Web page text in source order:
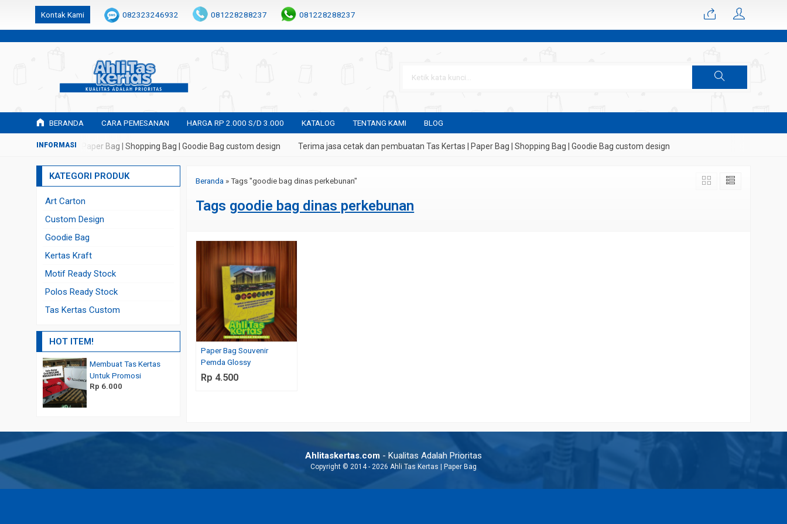
k6Ghe9jF9rmtx91MrSV7BIpW27id0SMW1kLEoe8rM2U
Kontak Kami 082323246932 081228288237 081228288237
BERANDA CARA PEMESANAN HARGA RP 2.000 S/D 3.000 KATALOG TENTANG KAMI BLOG
Tas Kertas | Paper Bag | Shopping Bag | Goodie Bag custom design Terima jasa cetak dan pembuatan Tas Kertas | Paper Bag | Shopping Bag | Goodie Bag custom design
Beranda »Tags "goodie bag dinas perkebunan"
Tags goodie bag dinas perkebunan
Paper Bag Souvenir
Pemda Glossy
Rp 4.500
KATEGORI PRODUK
Art Carton
Custom Design
Goodie Bag
Kertas Kraft
Motif Ready Stock
Polos Ready Stock
Tas Kertas Custom
HOT ITEM!
Membuat Tas Kertas
Untuk Promosi
Rp 6.000
Paper Bag Souvenir Acara Pernikahan
Ahlitaskertas.com - Kualitas Adalah Prioritas
Copyright © 2014 - 2026 Ahli Tas Kertas | Paper Bag